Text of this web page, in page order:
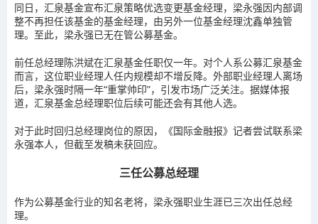
同日，汇泉基金宣布汇泉策略优选变更基金经理，梁永强因内部调
整不再担任该基金的基金经理，由另外一位基金经理沈鑫单独管
理。至此，梁永强已无在管公募基金。
前任总经理陈洪斌在汇泉基金任职仅一年。对个人系公募汇泉基金
而言，这位职业经理人任内规模却不增反降。外部职业经理人离场
后，梁永强时隔一年“重掌帅印”，引发市场广泛关注。据媒体报
道，汇泉基金总经理职位后续可能还会有其他人选。
对于此时回归总经理岗位的原因，《国际金融报》记者尝试联系梁
永强本人，但截至发稿未获回应。
三任公募总经理
作为公募基金行业的知名老将，梁永强职业生涯已三次出任总经
理。